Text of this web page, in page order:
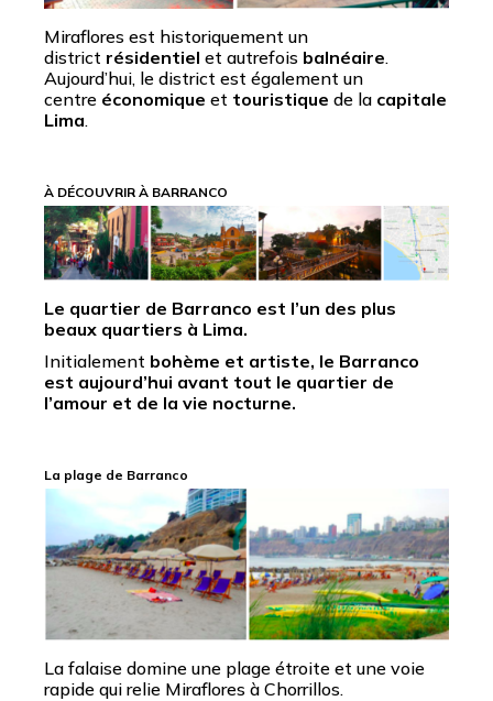
Miraflores est historiquement un
district résidentiel et autrefois balnéaire.
Aujourd’hui, le district est également un
centre économique et touristique de la capitale
Lima.
À DÉCOUVRIR À BARRANCO
Le quartier de Barranco est l’un des plus
beaux quartiers à Lima.
Initialement bohème et artiste, le Barranco
est aujourd’hui avant tout le quartier de
l’amour et de la vie nocturne.
La plage de Barranco
La falaise domine une plage étroite et une voie
rapide qui relie Miraflores à Chorrillos.